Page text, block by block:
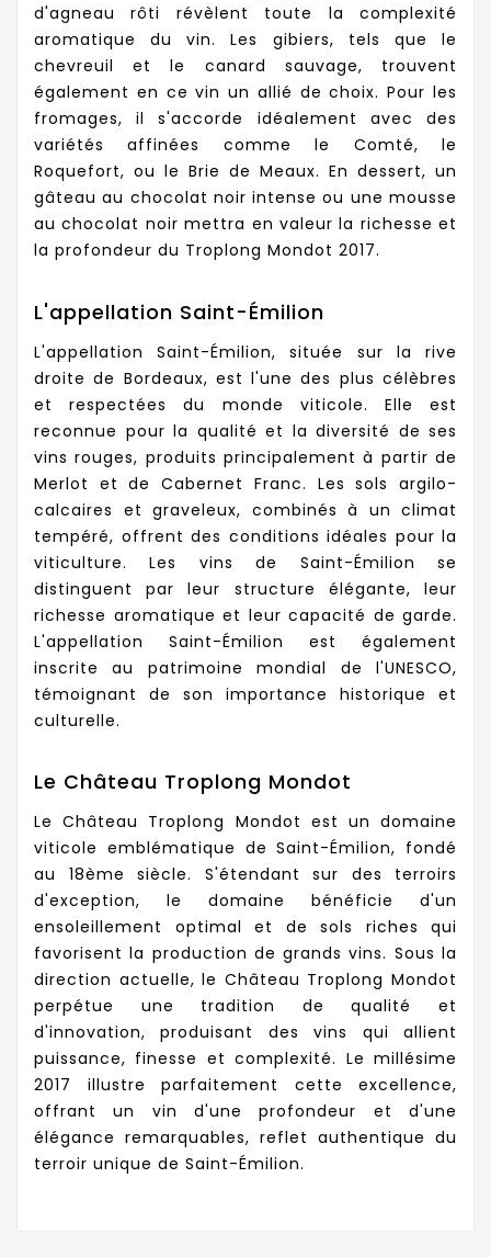
d'agneau rôti révèlent toute la complexité
aromatique du vin. Les gibiers, tels que le
chevreuil et le canard sauvage, trouvent
également en ce vin un allié de choix. Pour les
fromages, il s'accorde idéalement avec des
variétés affinées comme le Comté, le
Roquefort, ou le Brie de Meaux. En dessert, un
gâteau au chocolat noir intense ou une mousse
au chocolat noir mettra en valeur la richesse et
la profondeur du Troplong Mondot 2017.
L'appellation Saint-Émilion
L'appellation Saint-Émilion, située sur la rive
droite de Bordeaux, est l'une des plus célèbres
et respectées du monde viticole. Elle est
reconnue pour la qualité et la diversité de ses
vins rouges, produits principalement à partir de
Merlot et de Cabernet Franc. Les sols argilo-
calcaires et graveleux, combinés à un climat
tempéré, offrent des conditions idéales pour la
viticulture. Les vins de Saint-Émilion se
distinguent par leur structure élégante, leur
richesse aromatique et leur capacité de garde.
L'appellation Saint-Émilion est également
inscrite au patrimoine mondial de l'UNESCO,
témoignant de son importance historique et
culturelle.
Le Château Troplong Mondot
Le Château Troplong Mondot est un domaine
viticole emblématique de Saint-Émilion, fondé
au 18ème siècle. S'étendant sur des terroirs
d'exception, le domaine bénéficie d'un
ensoleillement optimal et de sols riches qui
favorisent la production de grands vins. Sous la
direction actuelle, le Château Troplong Mondot
perpétue une tradition de qualité et
d'innovation, produisant des vins qui allient
puissance, finesse et complexité. Le millésime
2017 illustre parfaitement cette excellence,
offrant un vin d'une profondeur et d'une
élégance remarquables, reflet authentique du
terroir unique de Saint-Émilion.